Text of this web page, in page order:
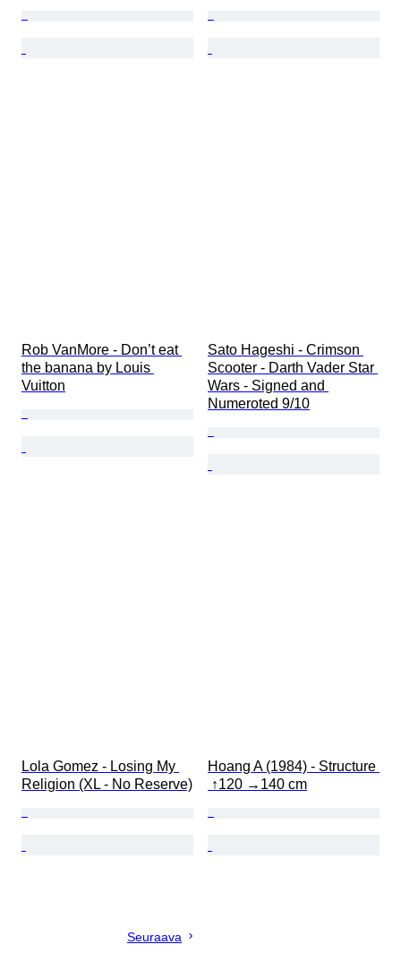
Rob VanMore - Don’t eat
the banana by Louis
Vuitton
Sato Hageshi - Crimson
Scooter - Darth Vader Star
Wars - Signed and
Numeroted 9/10
Lola Gomez - Losing My
Religion (XL - No Reserve)
Hoang A (1984) - Structure
↑120 →140 cm
Seuraava